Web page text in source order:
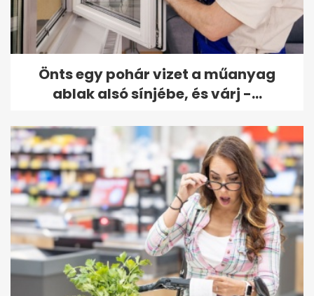
Önts egy pohár vizet a műanyag
ablak alsó sínjébe, és várj -...